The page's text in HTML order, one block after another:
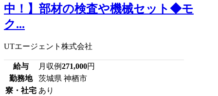
中！】部材の検査や機械セット◆モ
ク...
UTエージェント株式会社
給与 月収例271,000円
勤務地
茨城県 神栖市
寮・社宅 あり